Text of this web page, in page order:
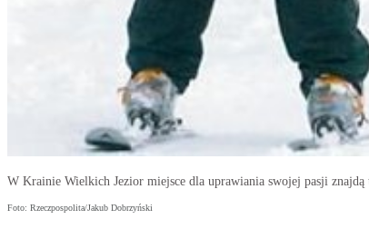
W Krainie Wielkich Jezior miejsce dla uprawiania swojej pasji znajdą
Foto: Rzeczpospolita/Jakub Dobrzyński